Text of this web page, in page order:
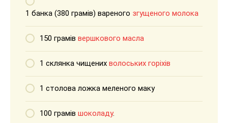
1 банка (380 грамів) вареного згущеного молока
150 грамів вершкового масла
1 склянка чищених волоських горіхів
1 столова ложка меленого маку
100 грамів шоколаду.